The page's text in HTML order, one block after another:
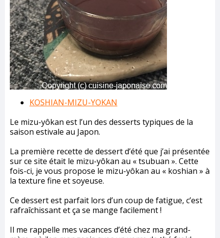
KOSHIAN-MIZU-YOKAN
Le mizu-yôkan est l’un des desserts typiques de la
saison estivale au Japon.
La première recette de dessert d’été que j’ai présentée
sur ce site était le mizu-yôkan au « tsubuan ». Cette
fois-ci, je vous propose le mizu-yôkan au « koshian » à
la texture fine et soyeuse.
Ce dessert est parfait lors d’un coup de fatigue, c’est
rafraîchissant et ça se mange facilement !
Il me rappelle mes vacances d’été chez ma grand-